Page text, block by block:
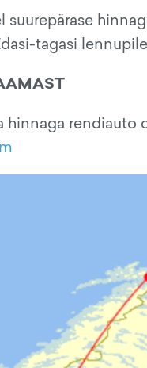
tagasi
hinnaga